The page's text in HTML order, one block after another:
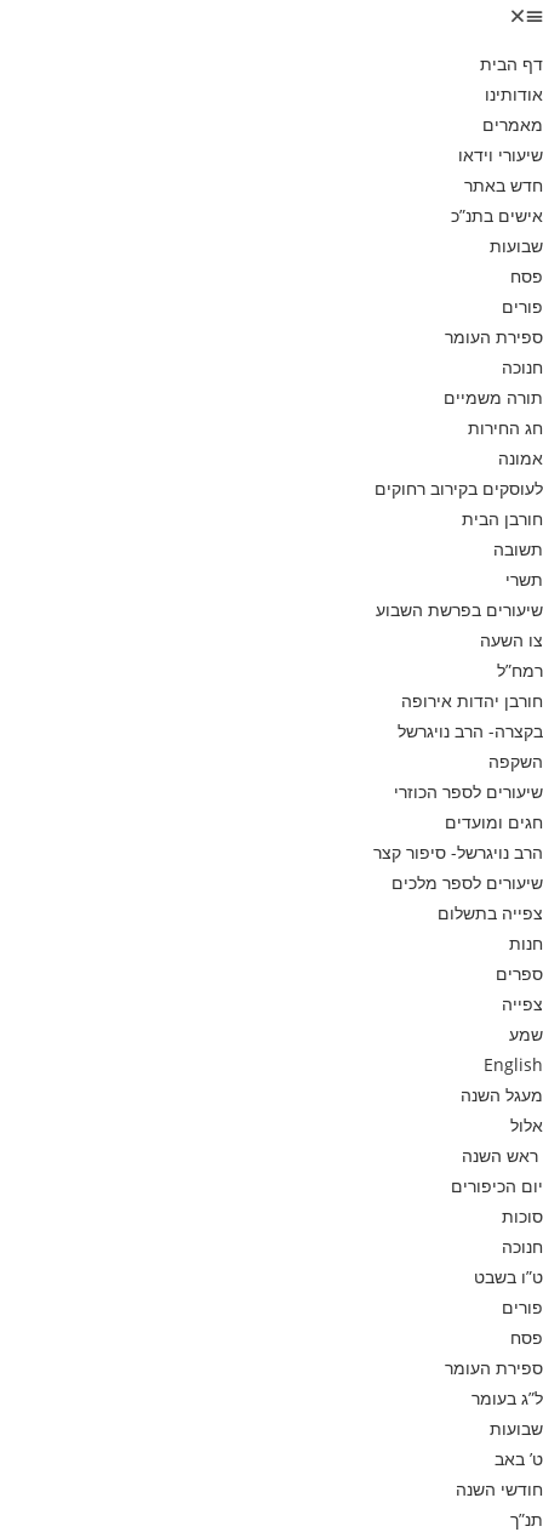
דף הבית
אודותינו
מאמרים
שיעורי וידאו
חדש באתר
אישים בתנ”כ
שבועות
פסח
פורים
ספירת העומר
חנוכה
תורה משמיים
חג החירות
אמונה
לעוסקים בקירוב רחוקים
חורבן הבית
תשובה
תשרי
שיעורים בפרשת השבוע
צו השעה
רמח”ל
חורבן יהדות אירופה
בקצרה- הרב נויגרשל
השקפה
שיעורים לספר הכוזרי
חגים ומועדים
הרב נויגרשל- סיפור קצר
שיעורים לספר מלכים
צפייה בתשלום
חנות
ספרים
צפייה
שמע
English
מעגל השנה
אלול
ראש השנה
יום הכיפורים
סוכות
חנוכה
ט”ו בשבט
פורים
פסח
ספירת העומר
ל”ג בעומר
שבועות
ט’ באב
חודשי השנה
תנ”ך